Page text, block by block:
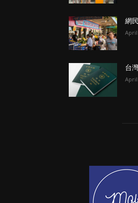
網
April
台
April